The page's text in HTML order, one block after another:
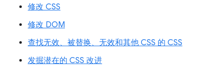
修改 CSS
修改 DOM
查找无效、被替换、无效和其他 CSS 的 CSS
发掘潜在的 CSS 改进